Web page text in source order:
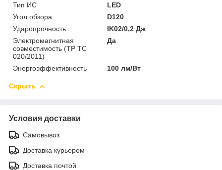
Тип ИС
LED
Угол обзора
D120
Ударопрочность
IK02/0,2 Дж
Электромагнитная
совместимость (ТР ТС
020/2011)
Да
Энергоэффективность 100 лм/Вт
Скрыть
Условия доставки
Самовывоз
Доставка курьером
Доставка почтой